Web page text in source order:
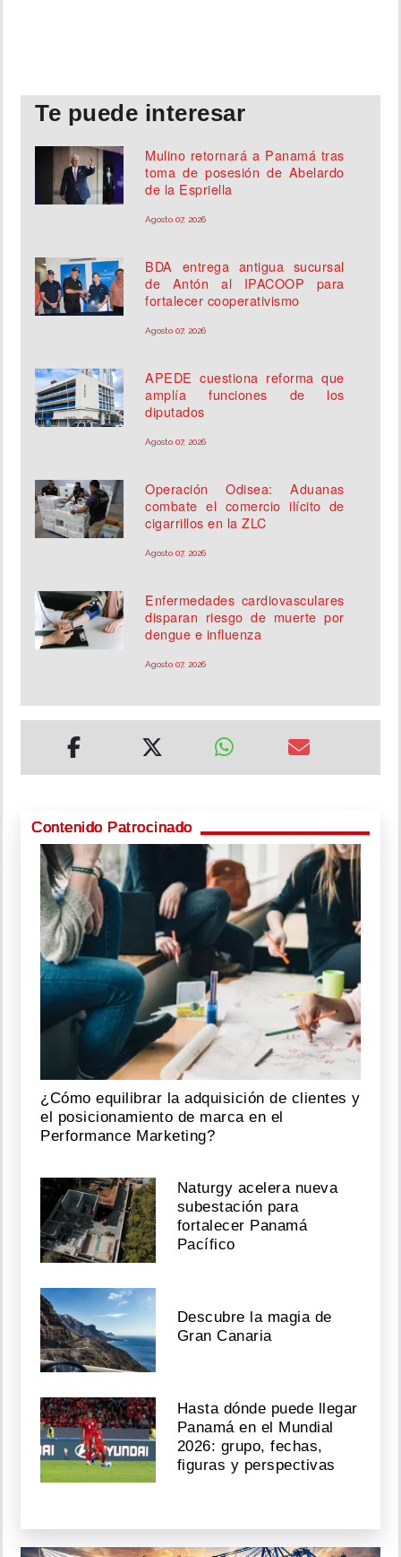
Te puede interesar
Mulino retornará a Panamá tras
toma de posesión de Abelardo
de la Espriella
Agosto 07, 2026
BDA entrega antigua sucursal
de Antón al IPACOOP para
fortalecer cooperativismo
Agosto 07, 2026
APEDE cuestiona reforma que
amplía funciones de los
diputados
Agosto 07, 2026
Operación Odisea: Aduanas
combate el comercio ilícito de
cigarrillos en la ZLC
Agosto 07, 2026
Enfermedades cardiovasculares
disparan riesgo de muerte por
dengue e influenza
Agosto 07, 2026
Contenido Patrocinado
¿Cómo equilibrar la adquisición de clientes y
el posicionamiento de marca en el
Performance Marketing?
Naturgy acelera nueva
subestación para
fortalecer Panamá
Pacífico
Descubre la magia de
Gran Canaria
Hasta dónde puede llegar
Panamá en el Mundial
2026: grupo, fechas,
figuras y perspectivas